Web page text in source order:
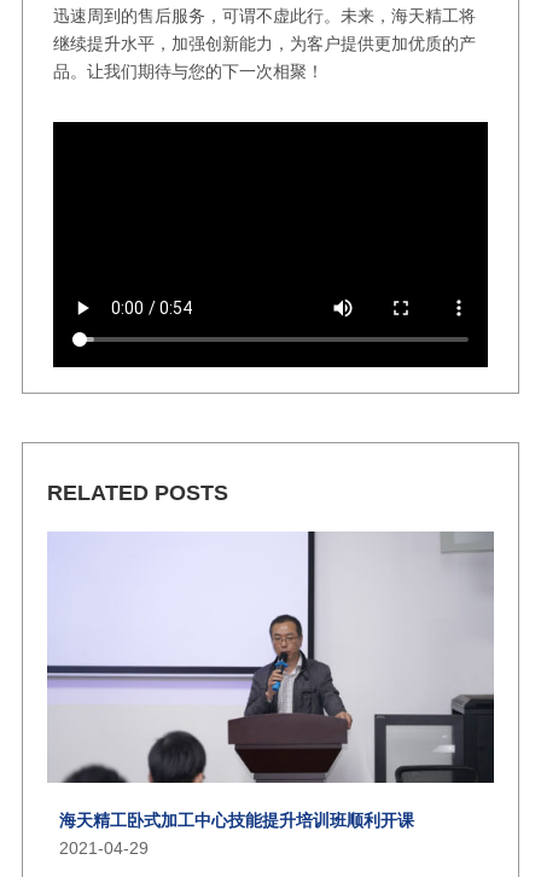
迅速周到的售后服务，可谓不虚此行。未来，海天精工将
继续提升水平，加强创新能力，为客户提供更加优质的产
品。让我们期待与您的下一次相聚！
RELATED POSTS
海天精工卧式加工中心技能提升培训班顺利开课
2021-04-29